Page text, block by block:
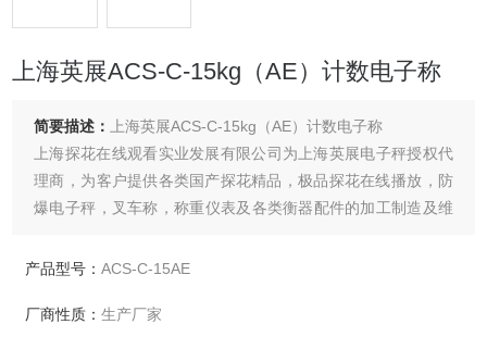
上海英展ACS-C-15kg（AE）计数电子称
简要描述：
上海英展ACS-C-15kg（AE）计数电子称
上海探花在线观看实业发展有限公司为上海英展电子秤授权代
理商，为客户提供各类国产探花精品，极品探花在线播放，防
爆电子秤，叉车称，称重仪表及各类衡器配件的加工制造及维
产品型号：ACS-C-15AE
厂商性质：生产厂家